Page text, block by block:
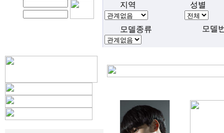
지역 성별
모델종류 모델